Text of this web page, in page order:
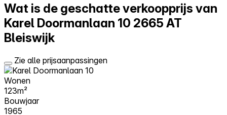
Wat is de geschatte verkoopprijs van
Karel Doormanlaan 10 2665 AT
Bleiswijk
Zie alle prijsaanpassingen
Wonen
123m²
Bouwjaar
1965